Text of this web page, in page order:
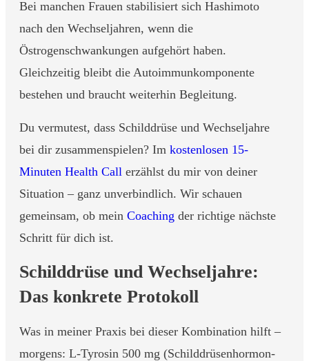
Bei manchen Frauen stabilisiert sich Hashimoto
nach den Wechseljahren, wenn die
Östrogenschwankungen aufgehört haben.
Gleichzeitig bleibt die Autoimmunkomponente
bestehen und braucht weiterhin Begleitung.
Du vermutest, dass Schilddrüse und Wechseljahre
bei dir zusammenspielen? Im kostenlosen 15-
Minuten Health Call erzählst du mir von deiner
Situation – ganz unverbindlich. Wir schauen
gemeinsam, ob mein Coaching der richtige nächste
Schritt für dich ist.
Schilddrüse und Wechseljahre:
Das konkrete Protokoll
Was in meiner Praxis bei dieser Kombination hilft –
morgens: L-Tyrosin 500 mg (Schilddrüsenhormon-